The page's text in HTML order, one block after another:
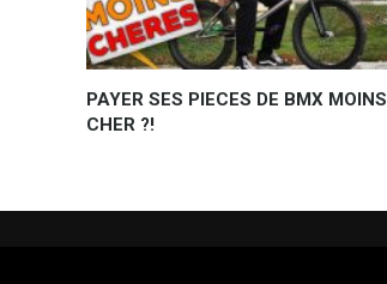
PAYER SES PIECES DE BMX MOINS
CHER ?!